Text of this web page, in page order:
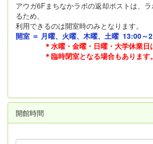
アウガ6Fまちなかラボの返却ポストは、
るため、
利用できるのは開室時のみとなります。
開室 ＝ 月曜、火曜、木曜、土曜 13:00～
＊水曜・金曜・日曜・大学休業日
＊臨時閉室となる場合もあります。
開館時間